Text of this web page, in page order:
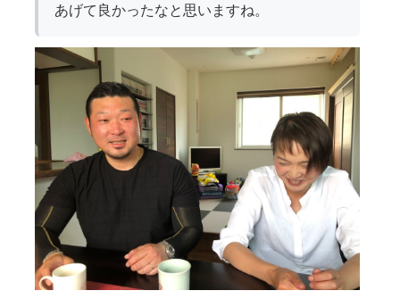
あげて良かったなと思いますね。